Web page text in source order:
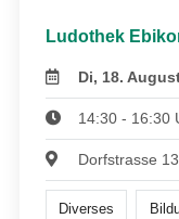
Ludothek
Di, 18.
14:30 - 16:30
Dorfstrasse
Diverses